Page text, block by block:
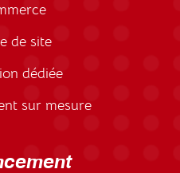
de site
dédiée
sur mesure